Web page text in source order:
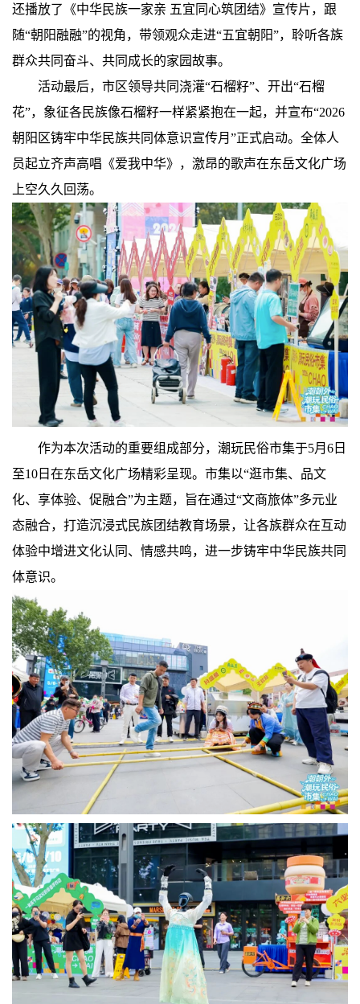
还播放了《中华民族一家亲 五宜同心筑团结》宣传片，跟
随“朝阳融融”的视角，带领观众走进“五宜朝阳”，聆听各族
群众共同奋斗、共同成长的家园故事。
活动最后，市区领导共同浇灌“石榴籽”、开出“石榴
花”，象征各民族像石榴籽一样紧紧抱在一起，并宣布“2026
朝阳区铸牢中华民族共同体意识宣传月”正式启动。全体人
员起立齐声高唱《爱我中华》，激昂的歌声在东岳文化广场
上空久久回荡。
作为本次活动的重要组成部分，潮玩民俗市集于5月6日
至10日在东岳文化广场精彩呈现。市集以“逛市集、品文
化、享体验、促融合”为主题，旨在通过“文商旅体”多元业
态融合，打造沉浸式民族团结教育场景，让各族群众在互动
体验中增进文化认同、情感共鸣，进一步铸牢中华民族共同
体意识。